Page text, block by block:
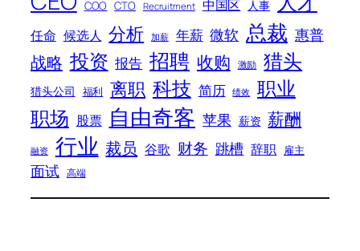
COO CTO Recruitment 中国区 人事
任命 候选人 分析 加薪 年薪 微软 总裁 惠普
战略 投资 报告 招聘 收购 激励 猎头
猎头公司 福利 离职 科技 简历 绩效 职业
职场 股票 自由奇客 苹果 薪资 薪酬
融资 行业 裁员 谷歌 财务 跳槽 辞职 雇主
面试 高端